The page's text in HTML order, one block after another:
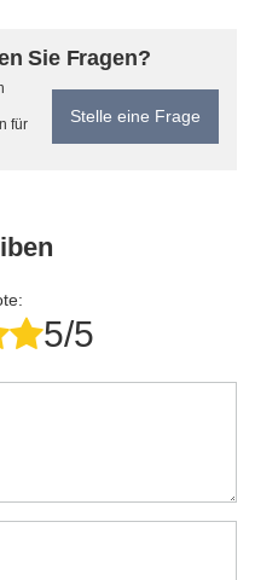
Sie Fragen?
für
Stelle eine Frage
5/5